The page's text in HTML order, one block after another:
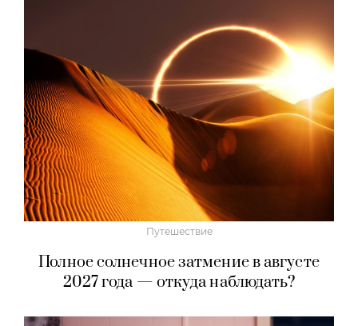
Путешествие
Полное солнечное затмение в августе
2027 года — откуда наблюдать?